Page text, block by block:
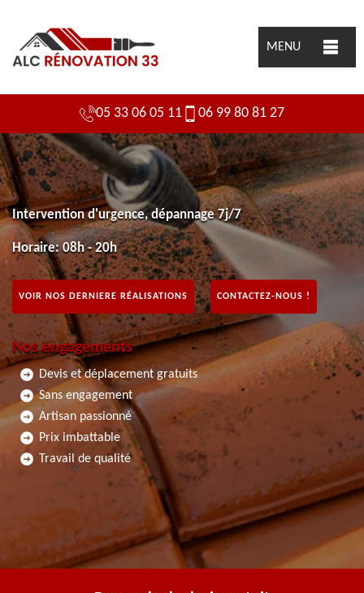
MENU
05 33 06 05 11 06 99 80 81 27
Intervention d'urgence, dépannage 7j/7
Horaire: 08h - 20h
VOIR NOS DERNIERE RÉALISATIONS CONTACTEZ-NOUS !
Nos engagements
Devis et déplacement gratuits
Sans engagement
Artisan passionné
Prix imbattable
Travail de qualité